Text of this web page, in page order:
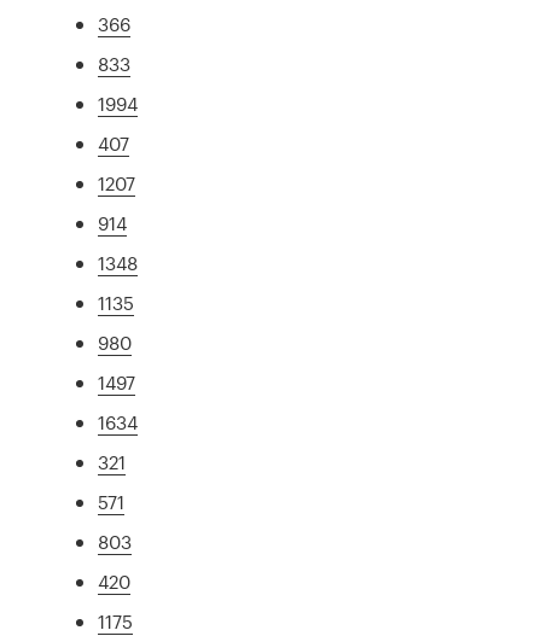
366
833
1994
407
1207
914
1348
1135
980
1497
1634
321
571
803
420
1175